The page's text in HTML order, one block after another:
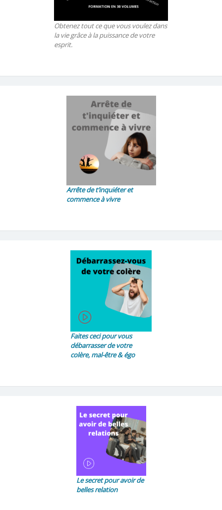
Obtenez tout ce que vous voulez dans
la vie grâce à la puissance de votre
esprit.
Arrête de t’inquiéter et
commence à vivre
Faites ceci pour vous
débarrasser de votre
colère, mal-être & égo
Le secret pour avoir de
belles relation